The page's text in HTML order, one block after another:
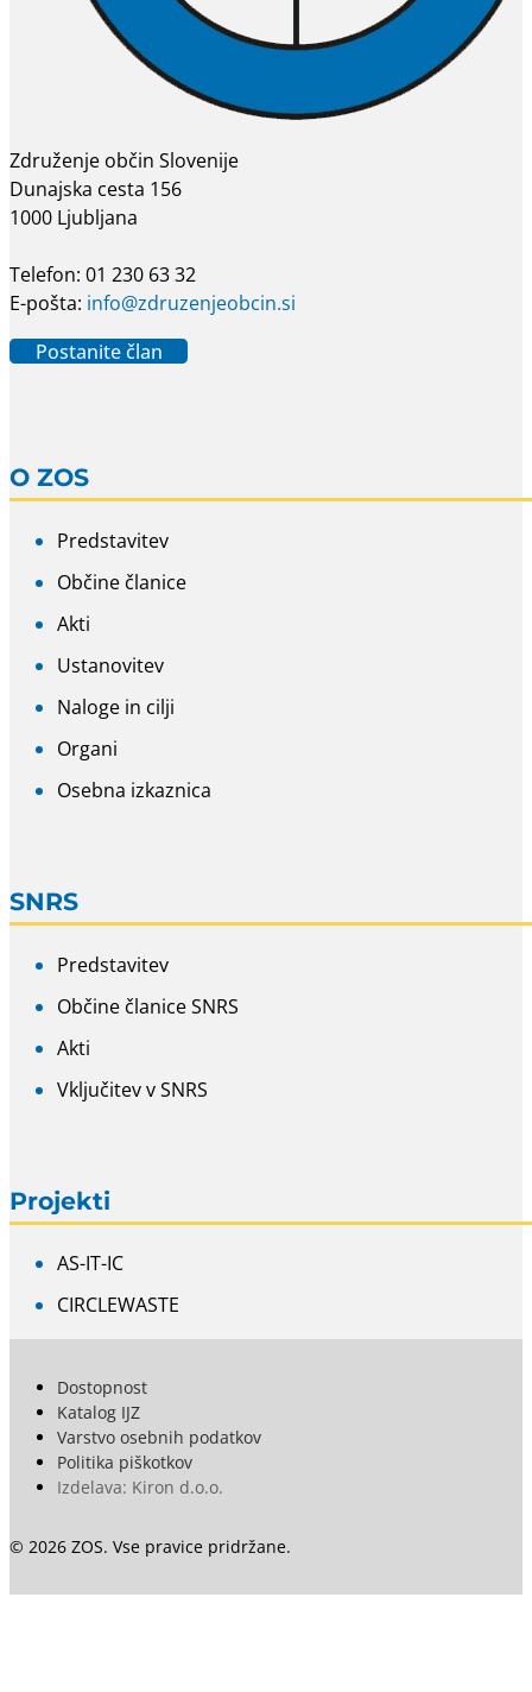
Združenje občin Slovenije
Dunajska cesta 156
1000 Ljubljana
Telefon: 01 230 63 32
E-pošta: info@zdruzenjeobcin.si
Postanite član
O ZOS
Predstavitev
Občine članice
Akti
Ustanovitev
Naloge in cilji
Organi
Osebna izkaznica
SNRS
Predstavitev
Občine članice SNRS
Akti
Vključitev v SNRS
Projekti
AS-IT-IC
CIRCLEWASTE
© 2026 ZOS. Vse pravice pridržane.
Dostopnost
Katalog IJZ
Varstvo osebnih podatkov
Politika piškotkov
Izdelava: Kiron d.o.o.